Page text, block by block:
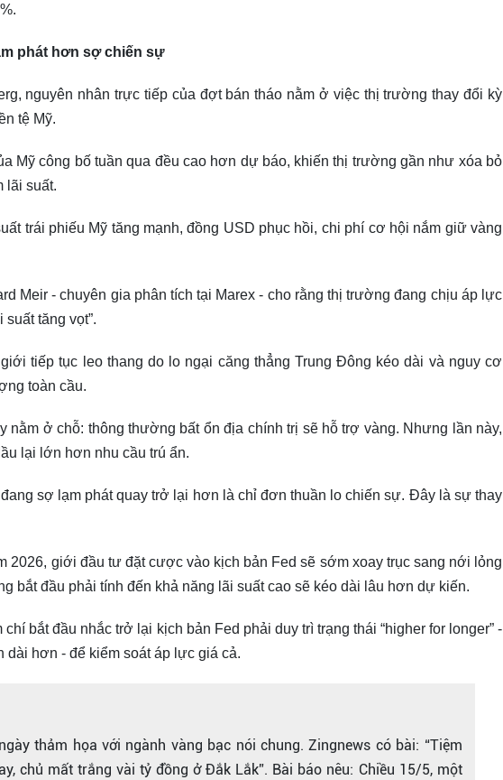
phát hơn sợ chiến sự
nguyên nhân trực tiếp của đợt bán tháo nằm ở việc thị trường thay đổi kỳ
tệ Mỹ.
Mỹ công bố tuần qua đều cao hơn dự báo, khiến thị trường gần như xóa bỏ
lãi suất.
trái phiếu Mỹ tăng mạnh, đồng USD phục hồi, chi phí cơ hội nắm giữ vàng
Meir - chuyên gia phân tích tại Marex - cho rằng thị trường đang chịu áp lực
tăng vọt”.
tiếp tục leo thang do lo ngại căng thẳng Trung Đông kéo dài và nguy cơ
toàn cầu.
nằm ở chỗ: thông thường bất ổn địa chính trị sẽ hỗ trợ vàng. Nhưng lần này,
lại lớn hơn nhu cầu trú ẩn.
sợ lạm phát quay trở lại hơn là chỉ đơn thuần lo chiến sự. Đây là sự thay
2026, giới đầu tư đặt cược vào kịch bản Fed sẽ sớm xoay trục sang nới lỏng
bắt đầu phải tính đến khả năng lãi suất cao sẽ kéo dài lâu hơn dự kiến.
chí bắt đầu nhắc trở lại kịch bản Fed phải duy trì trạng thái “higher for longer” -
dài hơn - để kiểm soát áp lực giá cả.
thảm họa với ngành vàng bạc nói chung. Zingnews có bài: “Tiệm
chủ mất trắng vài tỷ đồng ở Đắk Lắk”. Bài báo nêu: Chiều 15/5, một